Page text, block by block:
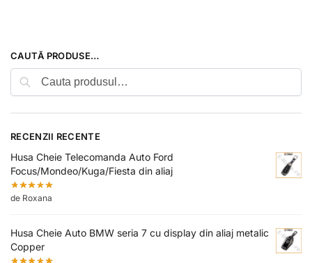
CAUTĂ PRODUSE…
RECENZII RECENTE
Husa Cheie Telecomanda Auto Ford
Focus/Mondeo/Kuga/Fiesta din aliaj
de Roxana
Husa Cheie Auto BMW seria 7 cu display din aliaj metalic
Copper